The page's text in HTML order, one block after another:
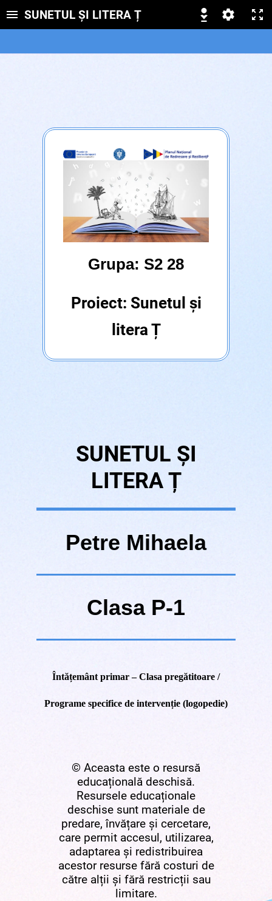
SUNETUL ȘI LITERA Ț
Grupa: S2 28
Proiect: Sunetul și
litera Ț
SUNETUL ȘI
LITERA Ț
Petre Mihaela
Clasa P-1
Întățemânt primar – Clasa pregătitoare /
Programe specifice de intervenție (logopedie)
© Aceasta este o resursă
educațională deschisă.
Resursele educaționale
deschise sunt materiale de
predare, învățare și cercetare,
care permit accesul, utilizarea,
adaptarea și redistribuirea
acestor resurse fără costuri de
către alții și fără restricții sau
limitare.